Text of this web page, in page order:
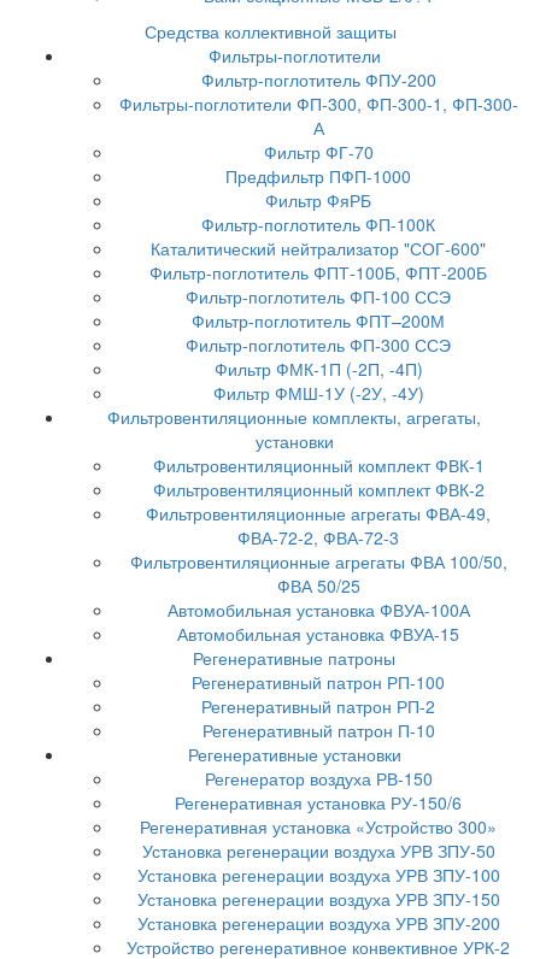
Средства коллективной защиты
Фильтры-поглотители
Фильтр-поглотитель ФПУ-200
Фильтры-поглотители ФП-300, ФП-300-1, ФП-300-
А
Фильтр ФГ-70
Предфильтр ПФП-1000
Фильтр ФяРБ
Фильтр-поглотитель ФП-100К
Каталитический нейтрализатор "СОГ-600"
Фильтр-поглотитель ФПТ-100Б, ФПТ-200Б
Фильтр-поглотитель ФП-100 ССЭ
Фильтр-поглотитель ФПТ–200М
Фильтр-поглотитель ФП-300 ССЭ
Фильтр ФМК-1П (-2П, -4П)
Фильтр ФМШ-1У (-2У, -4У)
Фильтровентиляционные комплекты, агрегаты,
установки
Фильтровентиляционный комплект ФВК-1
Фильтровентиляционный комплект ФВК-2
Фильтровентиляционные агрегаты ФВА-49,
ФВА-72-2, ФВА-72-3
Фильтровентиляционные агрегаты ФВА 100/50,
ФВА 50/25
Автомобильная установка ФВУА-100А
Автомобильная установка ФВУА-15
Регенеративные патроны
Регенеративный патрон РП-100
Регенеративный патрон РП-2
Регенеративный патрон П-10
Регенеративные установки
Регенератор воздуха РВ-150
Регенеративная установка РУ-150/6
Регенеративная установка «Устройство 300»
Установка регенерации воздуха УРВ ЗПУ-50
Установка регенерации воздуха УРВ ЗПУ-100
Установка регенерации воздуха УРВ ЗПУ-150
Установка регенерации воздуха УРВ ЗПУ-200
Устройство регенеративное конвективное УРК-2